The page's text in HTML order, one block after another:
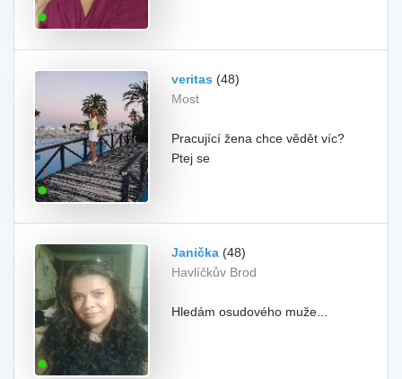
veritas (48)
Most
Pracující žena chce vědět víc?
Ptej se
Janička (48)
Havlíčkův Brod
Hledám osudového muže...